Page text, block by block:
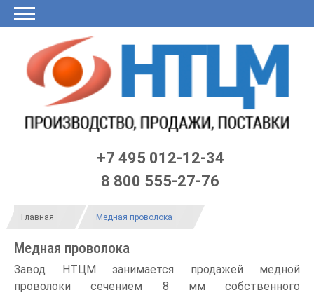
Главная
О
Продукция
Медная проволока
Шина медная
Медный пруток
Медная лента
Медная пластина
Медный прокат
Медная полоса
Медная катанка
Медный фасонный профиль
Медные аноды
Медный шестигранник
Медный квадрат
Заявка
лайн
Калькулятор
LME
ЦБ
Статьи
Договор
Контакты
Черный
список
+7 495 012-12-34
8 800 555-27-76
Главная Медная проволока
Медная проволока
Завод НТЦМ занимается продажей медной
проволоки сечением 8 мм собственного